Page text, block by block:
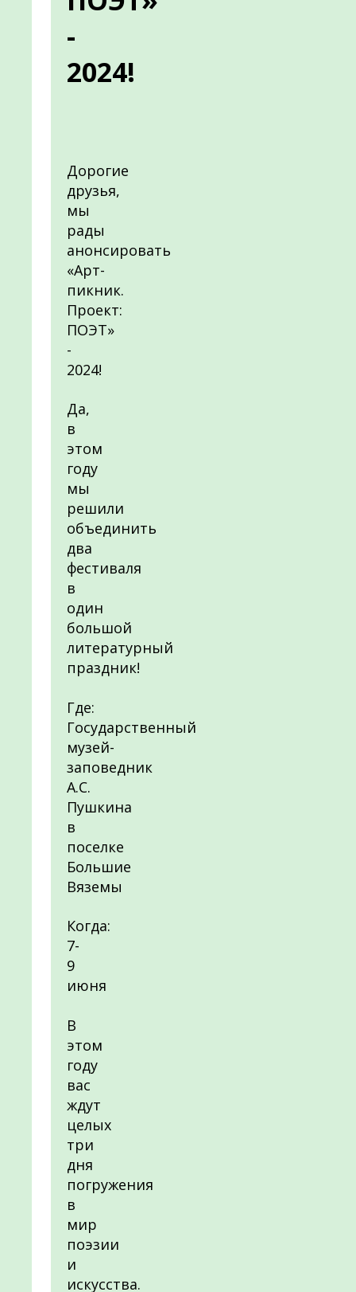
-
2024!
Дорогие
друзья,
мы
рады
анонсировать
«Арт-
пикник.
Проект:
ПОЭТ»
-
2024!
Да,
в
этом
году
мы
решили
объединить
два
фестиваля
в
один
большой
литературный
праздник!
Где:
Государственный
музей-
заповедник
А.С.
Пушкина
в
поселке
Большие
Вяземы
Когда:
7-
9
июня
В
этом
году
вас
ждут
целых
три
дня
погружения
в
мир
поэзии
и
искусства.